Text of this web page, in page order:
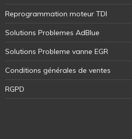
Reprogrammation moteur TDI
Solutions Problemes AdBlue
Solutions Probleme vanne EGR
Conditions générales de ventes
RGPD